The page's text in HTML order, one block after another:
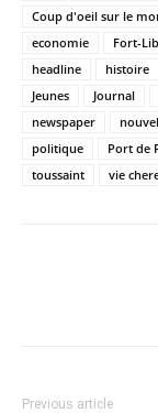
Coup d'oeil sur le
economie
Fort-
headline
histoire
Jeunes
Journal
newspaper
nouvel
politique
Port de
toussaint
vie
Previous article